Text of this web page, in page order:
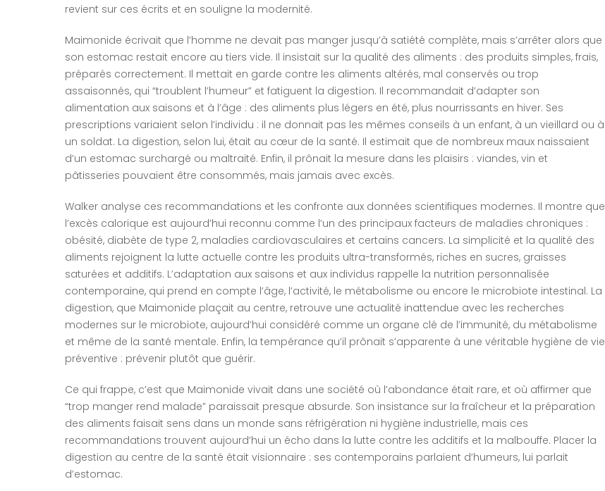
revient sur ces écrits et en souligne la modernité.
Maimonide écrivait que l’homme ne devait pas manger jusqu’à satiété complète, mais s’arrêter alors que
son estomac restait encore au tiers vide. Il insistait sur la qualité des aliments : des produits simples, frais,
préparés correctement. Il mettait en garde contre les aliments altérés, mal conservés ou trop
assaisonnés, qui “troublent l’humeur” et fatiguent la digestion. Il recommandait d’adapter son
alimentation aux saisons et à l’âge : des aliments plus légers en été, plus nourrissants en hiver. Ses
prescriptions variaient selon l’individu : il ne donnait pas les mêmes conseils à un enfant, à un vieillard ou à
un soldat. La digestion, selon lui, était au cœur de la santé. Il estimait que de nombreux maux naissaient
d’un estomac surchargé ou maltraité. Enfin, il prônait la mesure dans les plaisirs : viandes, vin et
pâtisseries pouvaient être consommés, mais jamais avec excès.
Walker analyse ces recommandations et les confronte aux données scientifiques modernes. Il montre que
l’excès calorique est aujourd’hui reconnu comme l’un des principaux facteurs de maladies chroniques :
obésité, diabète de type 2, maladies cardiovasculaires et certains cancers. La simplicité et la qualité des
aliments rejoignent la lutte actuelle contre les produits ultra-transformés, riches en sucres, graisses
saturées et additifs. L’adaptation aux saisons et aux individus rappelle la nutrition personnalisée
contemporaine, qui prend en compte l’âge, l’activité, le métabolisme ou encore le microbiote intestinal. La
digestion, que Maimonide plaçait au centre, retrouve une actualité inattendue avec les recherches
modernes sur le microbiote, aujourd’hui considéré comme un organe clé de l’immunité, du métabolisme
et même de la santé mentale. Enfin, la tempérance qu’il prônait s’apparente à une véritable hygiène de vie
préventive : prévenir plutôt que guérir.
Ce qui frappe, c’est que Maimonide vivait dans une société où l’abondance était rare, et où affirmer que
“trop manger rend malade” paraissait presque absurde. Son insistance sur la fraîcheur et la préparation
des aliments faisait sens dans un monde sans réfrigération ni hygiène industrielle, mais ces
recommandations trouvent aujourd’hui un écho dans la lutte contre les additifs et la malbouffe. Placer la
digestion au centre de la santé était visionnaire : ses contemporains parlaient d’humeurs, lui parlait
d’estomac.